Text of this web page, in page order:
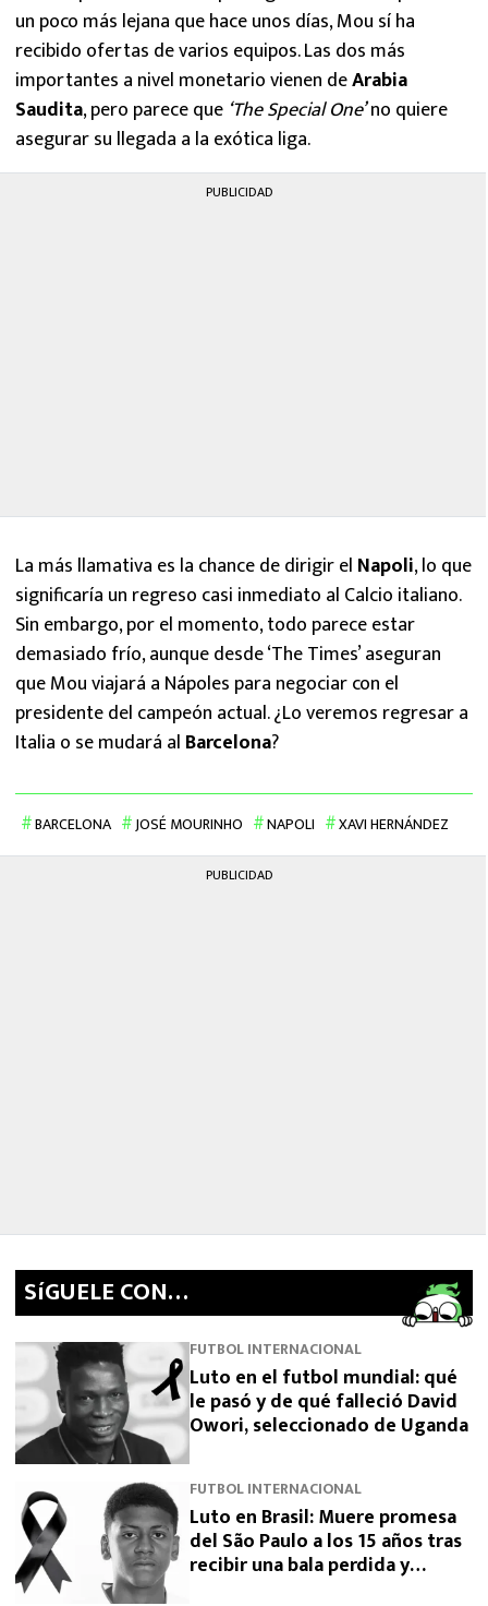
un poco más lejana que hace unos días, Mou sí ha
recibido ofertas de varios equipos. Las dos más
importantes a nivel monetario vienen deArabia
Saudita, pero parece que ‘The Special One’no quiere
asegurar su llegada a la exótica liga.
PUBLICIDAD
La más llamativa es la chance de dirigir el Napoli, lo que
significaría un regreso casi inmediato al Calcio italiano.
Sin embargo, por el momento, todo parece estar
demasiado frío, aunque desde ‘The Times’ aseguran
que Mou viajará a Nápoles para negociar con el
presidente del campeón actual. ¿Lo veremos regresar a
Italia o se mudará al Barcelona?
BARCELONA JOSÉ MOURINHO NAPOLI XAVI HERNÁNDEZ
PUBLICIDAD
SíGUELE CON…
FUTBOL INTERNACIONAL
Luto en el futbol mundial: qué
le pasó y de qué falleció David
Owori, seleccionado de Uganda
FUTBOL INTERNACIONAL
Luto en Brasil: Muere promesa
del São Paulo a los 15 años tras
recibir una bala perdida y